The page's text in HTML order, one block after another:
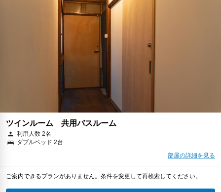
ツインルーム 共用バスルーム
利用人数 2名
ダブルベッド 2台
部屋の詳細を見る
ご案内できるプランがありません。条件を変更して再検索してください。